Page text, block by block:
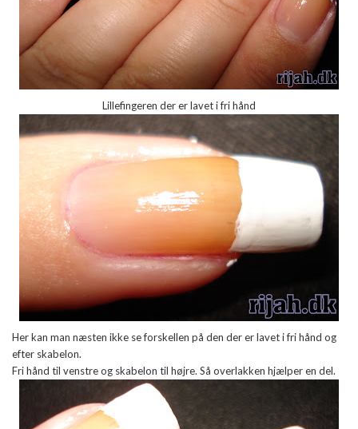
Lillefingeren der er lavet i fri hånd
Her kan man næsten ikke se forskellen på den der er lavet i fri hånd og
efter skabelon.
Fri hånd til venstre og skabelon til højre. Så overlakken hjælper en del.